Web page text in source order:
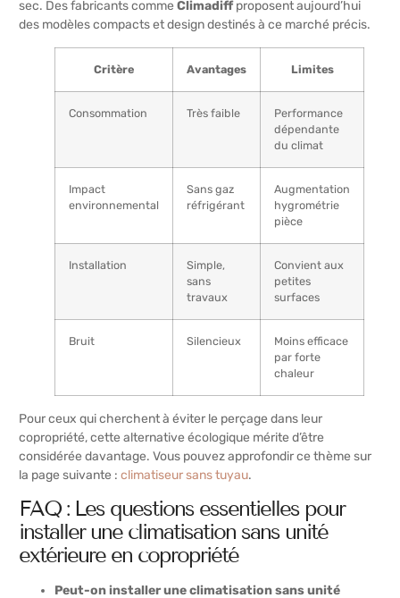
sec. Des fabricants comme Climadiffproposent aujourd’hui
des modèles compacts et design destinés à ce marché précis.
Critère Avantages Limites
Consommation Très faible
Performance
dépendante
du climat
Impact
environnemental
Sans gaz
réfrigérant
Augmentation
hygrométrie
pièce
Installation
Simple,
sans
travaux
Convient aux
petites
surfaces
Bruit Silencieux
Moins efficace
par forte
chaleur
Pour ceux qui cherchent à éviter le perçage dans leur
copropriété, cette alternative écologique mérite d’être
considérée davantage. Vous pouvez approfondir ce thème sur
la page suivante : climatiseur sans tuyau.
FAQ : Les questions essentielles pour
installer une climatisation sans unité
extérieure en copropriété
Peut-on installer une climatisation sans unité